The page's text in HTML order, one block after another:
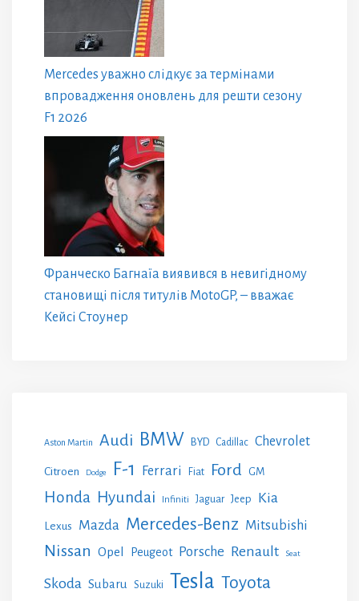
Mercedes уважно слідкує за термінами
впровадження оновлень для решти сезону
F1 2026
Франческо Багнаїа виявився в невигідному
становищі після титулів MotoGP, – вважає
Кейсі Стоунер
Aston Martin Audi BMW BYD Cadillac Chevrolet
Citroen Dodge F-1 Ferrari Fiat Ford GM
Honda Hyundai Infiniti Jaguar Jeep Kia
Lexus Mazda Mercedes-Benz Mitsubishi
Nissan Opel Peugeot Porsche Renault Seat
Skoda Subaru Suzuki Tesla Toyota